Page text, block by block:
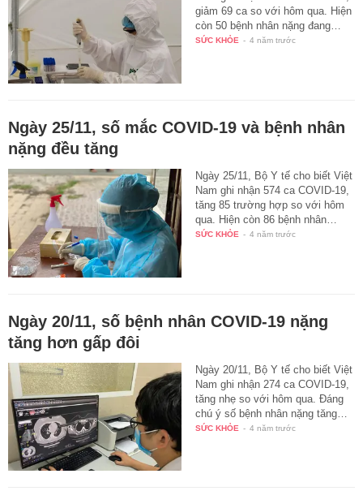
giảm 69 ca so với hôm qua. Hiện
còn 50 bệnh nhân nặng đang…
SỨC KHỎE - 4 năm trước
Ngày 25/11, số mắc COVID-19 và bệnh nhân
nặng đều tăng
Ngày 25/11, Bộ Y tế cho biết Việt
Nam ghi nhận 574 ca COVID-19,
tăng 85 trường hợp so với hôm
qua. Hiện còn 86 bệnh nhân…
SỨC KHỎE - 4 năm trước
Ngày 20/11, số bệnh nhân COVID-19 nặng
tăng hơn gấp đôi
Ngày 20/11, Bộ Y tế cho biết Việt
Nam ghi nhận 274 ca COVID-19,
tăng nhẹ so với hôm qua. Đáng
chú ý số bệnh nhân nặng tăng…
SỨC KHỎE - 4 năm trước